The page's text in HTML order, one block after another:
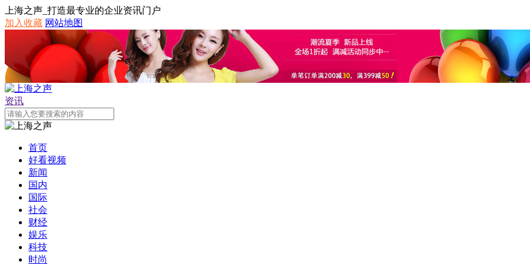
上海之声_打造最专业的企业资讯门户
加入收藏 网站地图
资讯
首页
好看视频
新闻
国内
国际
社会
财经
娱乐
科技
时尚